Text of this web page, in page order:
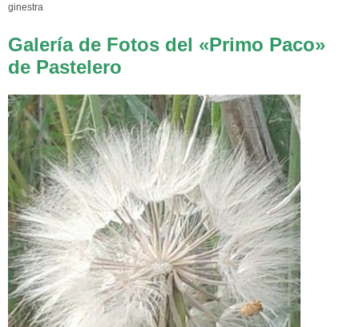
ginestra
Galería de Fotos del «Primo Paco»
de Pastelero